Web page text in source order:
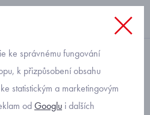
boty
ke správnému fungování
k přizpůsobení obsahu
statistickým a marketingovým
odGooglu i dalších